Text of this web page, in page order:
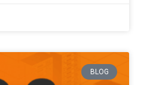
BLOG